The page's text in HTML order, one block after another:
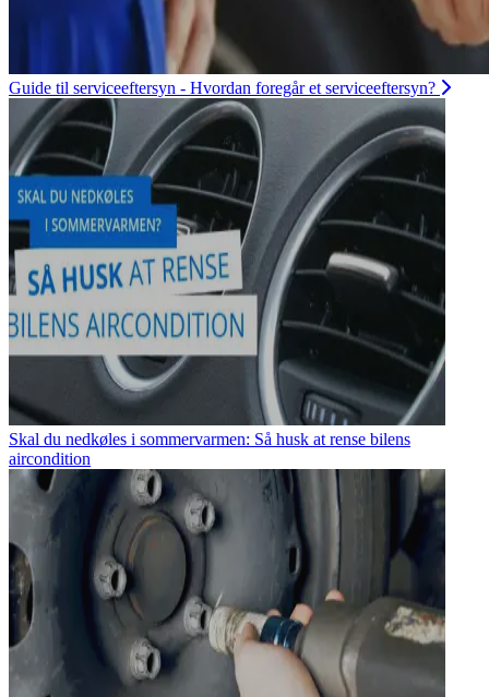
Guide til serviceeftersyn - Hvordan foregår et serviceeftersyn?
Skal du nedkøles i sommervarmen: Så husk at rense bilens
aircondition